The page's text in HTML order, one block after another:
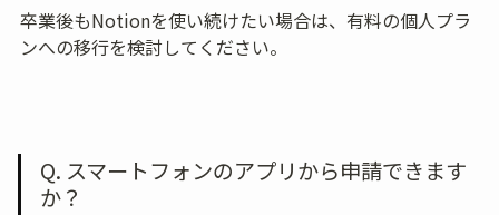
卒業後もNotionを使い続けたい場合は、有料の個人プラ
ンへの移行を検討してください。
Q. スマートフォンのアプリから申請できます
か？